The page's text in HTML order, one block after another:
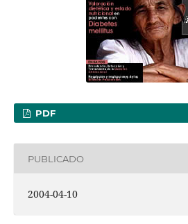
PDF
PUBLICADO
2004-04-10